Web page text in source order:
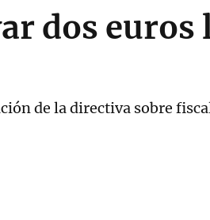
dos euros
de la directiva sobre